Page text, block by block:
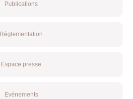
Publications
Réglementation
Espace presse
Evénements